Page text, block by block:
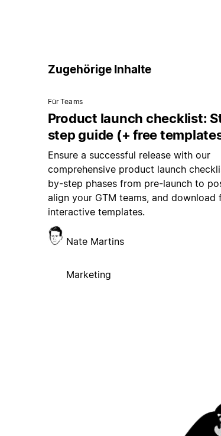
Zugehörige Inhalte
Für Teams
Product launch checklist:
step guide (+ free
Ensure a successful release with our
comprehensive product launch
by-step phases from pre-launch to
align your GTM teams, and download
interactive templates.
Nate Martins
Marketing